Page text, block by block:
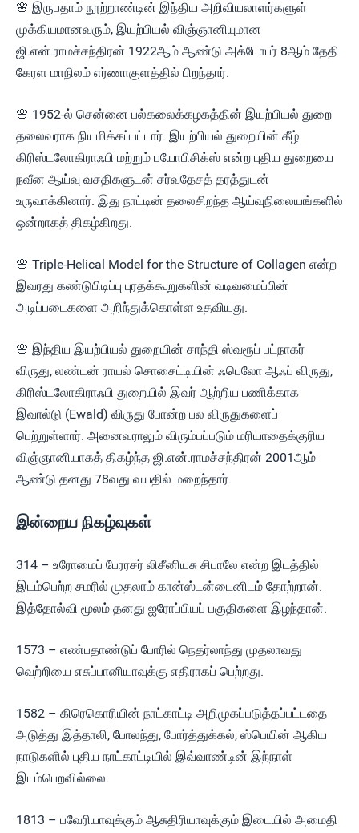
🌸 இருபதாம் நூற்றாண்டின் இந்திய அறிவியலாளர்களுள்
முக்கியமானவரும், இயற்பியல் விஞ்ஞானியுமான
ஜி.என்.ராமச்சந்திரன் 1922ஆம் ஆண்டு அக்டோபர் 8ஆம் தேதி
கேரள மாநிலம் எர்ணாகுளத்தில் பிறந்தார்.
🌸 1952-ல் சென்னை பல்கலைக்கழகத்தின் இயற்பியல் துறை
தலைவராக நியமிக்கப்பட்டார். இயற்பியல் துறையின் கீழ்
கிரிஸ்டலோகிராஃபி மற்றும் பயோபிசிக்ஸ் என்ற புதிய துறையை
நவீன ஆய்வு வசதிகளுடன் சர்வதேசத் தரத்துடன்
உருவாக்கினார். இது நாட்டின் தலைசிறந்த ஆய்வுநிலையங்களில்
ஒன்றாகத் திகழ்கிறது.
🌸 Triple-Helical Model for the Structure of Collagen என்ற
இவரது கண்டுபிடிப்பு புரதக்கூறுகளின் வடிவமைப்பின்
அடிப்படைகளை அறிந்துக்கொள்ள உதவியது.
🌸 இந்திய இயற்பியல் துறையின் சாந்தி ஸ்வரூப் பட்நாகர்
விருது, லண்டன் ராயல் சொசைட்டியின் ஃபெலோ ஆஃப் விருது,
கிரிஸ்டலோகிராஃபி துறையில் இவர் ஆற்றிய பணிக்காக
இவால்டு (Ewald) விருது போன்ற பல விருதுகளைப்
பெற்றுள்ளார். அனைவராலும் விரும்பப்படும் மரியாதைக்குரிய
விஞ்ஞானியாகத் திகழ்ந்த ஜி.என்.ராமச்சந்திரன் 2001ஆம்
ஆண்டு தனது 78வது வயதில் மறைந்தார்.
இன்றைய நிகழ்வுகள்
314 – உரோமைப் பேரரசர் லிசீனியசு சிபாலே என்ற இடத்தில்
இடம்பெற்ற சமரில் முதலாம் கான்ஸ்டன்டைனிடம் தோற்றான்.
இத்தோல்வி மூலம் தனது ஐரோப்பியப் பகுதிகளை இழந்தான்.
1573 – எண்பதாண்டுப் போரில் நெதர்லாந்து முதலாவது
வெற்றியை எசுப்பானியாவுக்கு எதிராகப் பெற்றது.
1582 – கிரெகொரியின் நாட்காட்டி அறிமுகப்படுத்தப்பட்டதை
அடுத்து இத்தாலி, போலந்து, போர்த்துக்கல், ஸ்பெயின் ஆகிய
நாடுகளில் புதிய நாட்காட்டியில் இவ்வாண்டின் இந்நாள்
இடம்பெறவில்லை.
1813 – பவேரியாவுக்கும் ஆசுதிரியாவுக்கும் இடையில் அமைதி